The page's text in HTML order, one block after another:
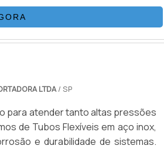
controle nesses equipamentos,
danos que podem levar a sua
LTDA/ SP
para atender tanto altas pressões
de Tubos Flexíveis em aço inox,
e durabilidade de sistemas.